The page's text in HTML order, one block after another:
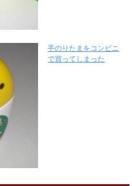
手のりたまをコンビニ
で買ってしまった